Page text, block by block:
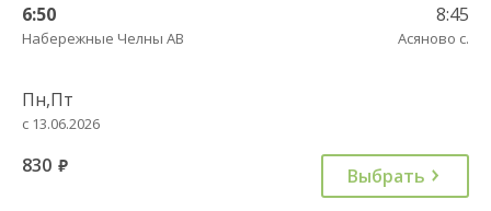
6:50
Набережные Челны АВ
8:45
Асяново с.
Пн,Пт
с 13.06.2026
830 руб. Выбрать